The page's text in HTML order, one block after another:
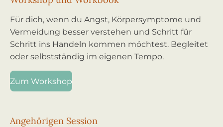
Für dich, wenn du Angst, Körpersymptome und
Vermeidung besser verstehen und Schritt für
Schritt ins Handeln kommen möchtest. Begleitet
oder selbstständig im eigenen Tempo.
Zum Workshop
Angehörigen Session